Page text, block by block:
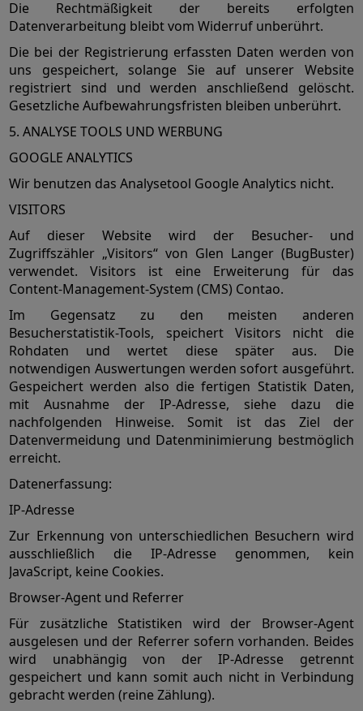
Die Rechtmäßigkeit der bereits erfolgten
Datenverarbeitung bleibt vom Widerruf unberührt.
Die bei der Registrierung erfassten Daten werden von
uns gespeichert, solange Sie auf unserer Website
registriert sind und werden anschließend gelöscht.
Gesetzliche Aufbewahrungsfristen bleiben unberührt.
5. ANALYSE TOOLS UND WERBUNG
GOOGLE ANALYTICS
Wir benutzen das Analysetool Google Analytics nicht.
VISITORS
Auf dieser Website wird der Besucher- und
Zugriffszähler „Visitors“ von Glen Langer (BugBuster)
verwendet. Visitors ist eine Erweiterung für das
Content-Management-System (CMS) Contao.
Im Gegensatz zu den meisten anderen
Besucherstatistik-Tools, speichert Visitors nicht die
Rohdaten und wertet diese später aus. Die
notwendigen Auswertungen werden sofort ausgeführt.
Gespeichert werden also die fertigen Statistik Daten,
mit Ausnahme der IP-Adresse, siehe dazu die
nachfolgenden Hinweise. Somit ist das Ziel der
Datenvermeidung und Datenminimierung bestmöglich
erreicht.
Datenerfassung:
IP-Adresse
Zur Erkennung von unterschiedlichen Besuchern wird
ausschließlich die IP-Adresse genommen, kein
JavaScript, keine Cookies.
Browser-Agent und Referrer
Für zusätzliche Statistiken wird der Browser-Agent
ausgelesen und der Referrer sofern vorhanden. Beides
wird unabhängig von der IP-Adresse getrennt
gespeichert und kann somit auch nicht in Verbindung
gebracht werden (reine Zählung).